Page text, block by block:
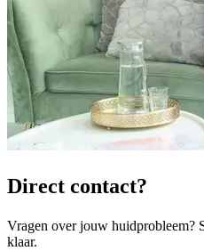
Direct contact?
Vragen over jouw huidprobleem?
klaar.